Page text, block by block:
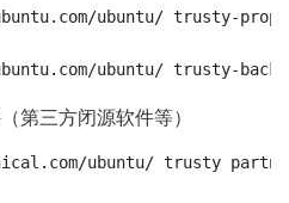
ubuntu/ trusty-
ubuntu/ trusty-
第三方闭源软件等）
ubuntu/ trusty